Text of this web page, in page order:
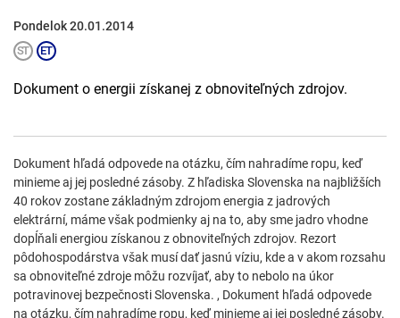
Pondelok 20.01.2014
Dokument o energii získanej z obnoviteľných zdrojov.
Dokument hľadá odpovede na otázku, čím nahradíme ropu, keď
minieme aj jej posledné zásoby. Z hľadiska Slovenska na najbližších
40 rokov zostane základným zdrojom energia z jadrových
elektrární, máme však podmienky aj na to, aby sme jadro vhodne
dopĺňali energiou získanou z obnoviteľných zdrojov. Rezort
pôdohospodárstva však musí dať jasnú víziu, kde a v akom rozsahu
sa obnoviteľné zdroje môžu rozvíjať, aby to nebolo na úkor
potravinovej bezpečnosti Slovenska. , Dokument hľadá odpovede
na otázku, čím nahradíme ropu, keď minieme aj jej posledné zásoby.